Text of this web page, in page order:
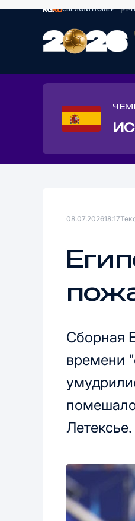
СВЕЖИЙ НОМЕР РГ-
08.07.202618:17
Сборная
времени
Летексье.